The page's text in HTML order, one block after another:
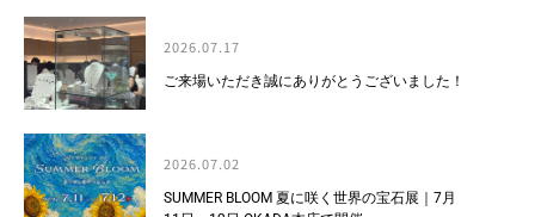
2026.07.17
ご来場いただき誠にありがとうございました！
2026.07.02
SUMMER BLOOM 夏に咲く世界の宝石展｜7月